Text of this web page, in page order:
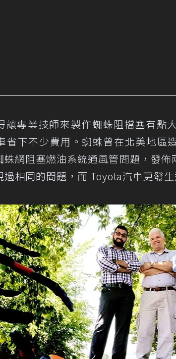
讓專業技師來製作蜘蛛阻擋塞有點
省下不少費用。蜘蛛曾在北美地區
蛛網阻塞燃油系統通風管問題，發
過相同的問題，而 Toyota汽車更發